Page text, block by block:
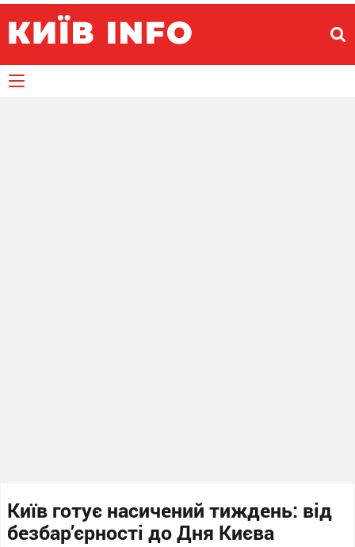
Київ готує насичений тиждень: від
безбар’єрності до Дня Києва